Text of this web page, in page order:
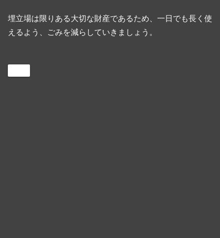
埋立場は限りある大切な財産であるため、一日でも長く使
えるよう、ごみを減らしていきましょう。